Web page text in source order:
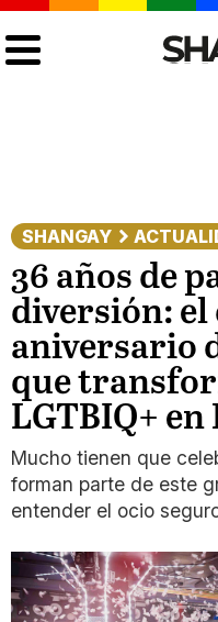
SHANGAY
36 años de
diversión: el
aniversario
que
LGTBIQ+
Mucho tienen que
forman parte de este
entender el ocio